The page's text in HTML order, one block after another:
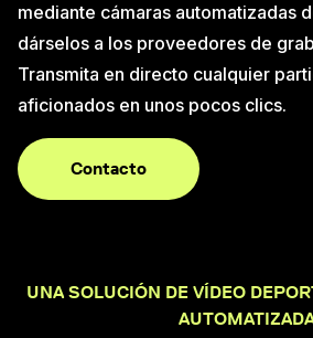
mediante cámaras automatizadas
dárselos a los proveedores de
Transmita en directo cualquier
aficionados en unos pocos clics.
Contacto
UNA SOLUCIÓN DE VÍDEO